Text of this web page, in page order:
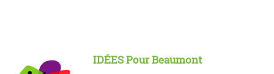
IDÉES Pour Beaumont